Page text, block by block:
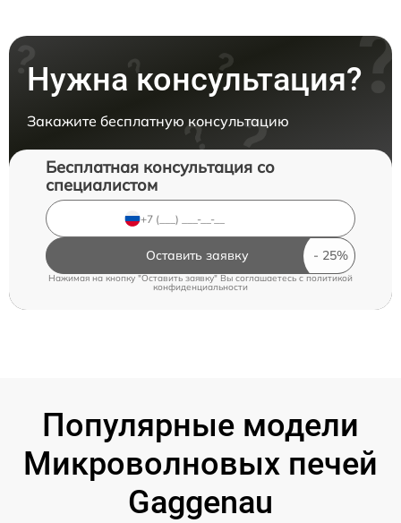
Нужна консультация?
Закажите бесплатную консультацию
Бесплатная консультация со
специалистом
Оставить заявку
Нажимая на кнопку "Оставить заявку" Вы соглашаетесь c политикой
конфиденциальности
Популярные модели
Микроволновых печей
Gaggenau